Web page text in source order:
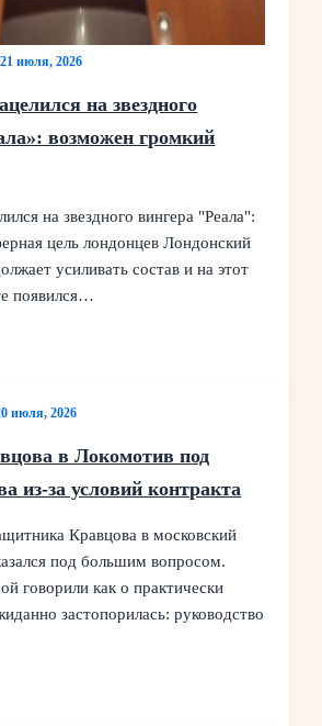
21 июля, 2026
на звездного
возможен громкий
на звездного вингера "Реала":
цель лондонцев Лондонский
усиливать состав и на этот
появился…
июля, 2026
в Локомотив под
из‑за условий контракта
Кравцова в московский
под большим вопросом.
говорили как о практически
застопорилась: руководство